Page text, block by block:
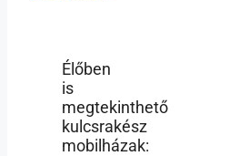
Élőben
is
megtekinthető
kulcsrakész
mobilházak: